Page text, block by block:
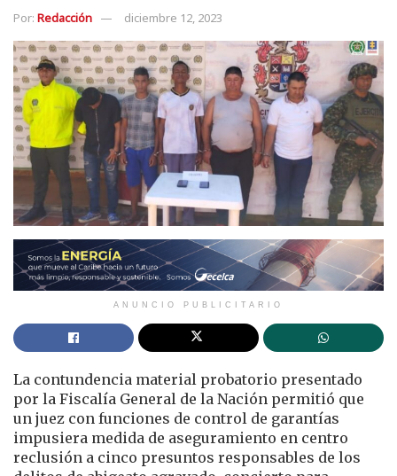
Por: Redacción diciembre 12, 2023
ANUNCIO PUBLICITARIO
La contundencia material probatorio presentado
por la Fiscalía General de la Nación permitió que
un juez con funciones de control de garantías
impusiera medida de aseguramiento en centro
reclusión a cinco presuntos responsables de los